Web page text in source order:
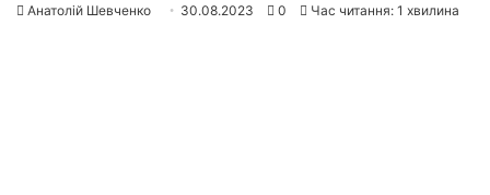
Анатолій Шевченко 30.08.2023 0 Час читання: 1 хвилина